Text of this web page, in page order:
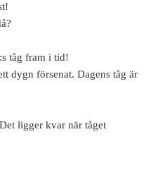
tåg fram i tid!
dygn försenat. Dagens tåg är
ligger kvar när tåget